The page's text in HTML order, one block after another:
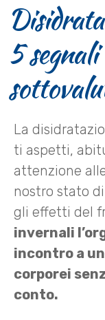
5
La
ti aspetti,
attenzione
nostro stato
gli effetti del
invernali
incontro a
corporei
conto.